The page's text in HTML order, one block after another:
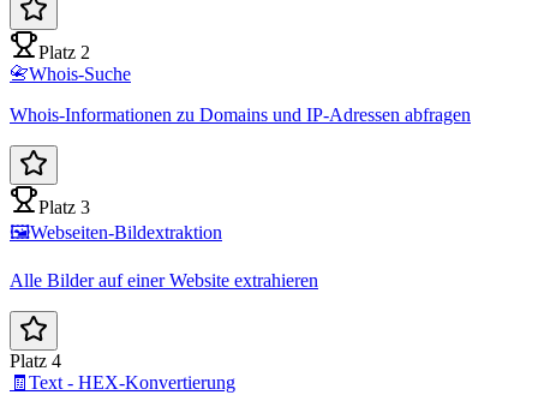
Platz 2
📇Whois-Suche
Whois-Informationen zu Domains und IP-Adressen abfragen
Platz 3
🖼️Webseiten-Bildextraktion
Alle Bilder auf einer Website extrahieren
Platz 4
🧾 Text - HEX-Konvertierung